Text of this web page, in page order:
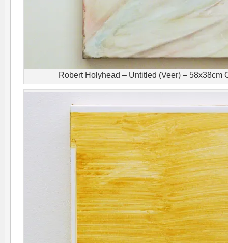
Robert Holyhead – Untitled (Veer) – 58x38cm